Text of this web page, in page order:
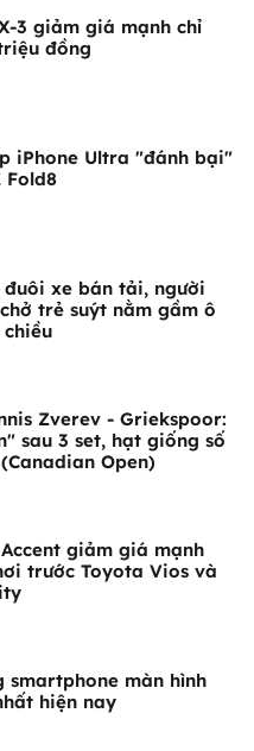
3 giảm giá mạnh chỉ
đồng
iPhone Ultra "đánh bại"
Fold8
đuôi xe bán tải, người
trẻ suýt nằm gầm ô
Zverev - Griekspoor:
sau 3 set, hạt giống số
Open)
giảm giá mạnh
trước Toyota Vios và
smartphone màn hình
hiện nay